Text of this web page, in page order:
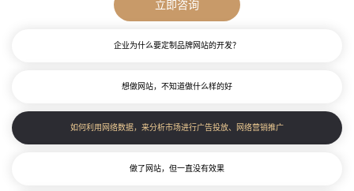
立即咨询
企业为什么要定制品牌网站的开发？
想做网站，不知道做什么样的好
如何利用网络数据，来分析市场进行广告投放、网络营销推广
做了网站，但一直没有效果